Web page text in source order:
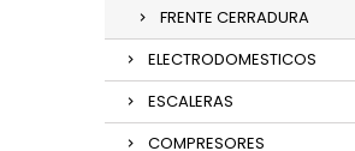
FRENTE CERRADURA
ELECTRODOMESTICOS
ESCALERAS
COMPRESORES